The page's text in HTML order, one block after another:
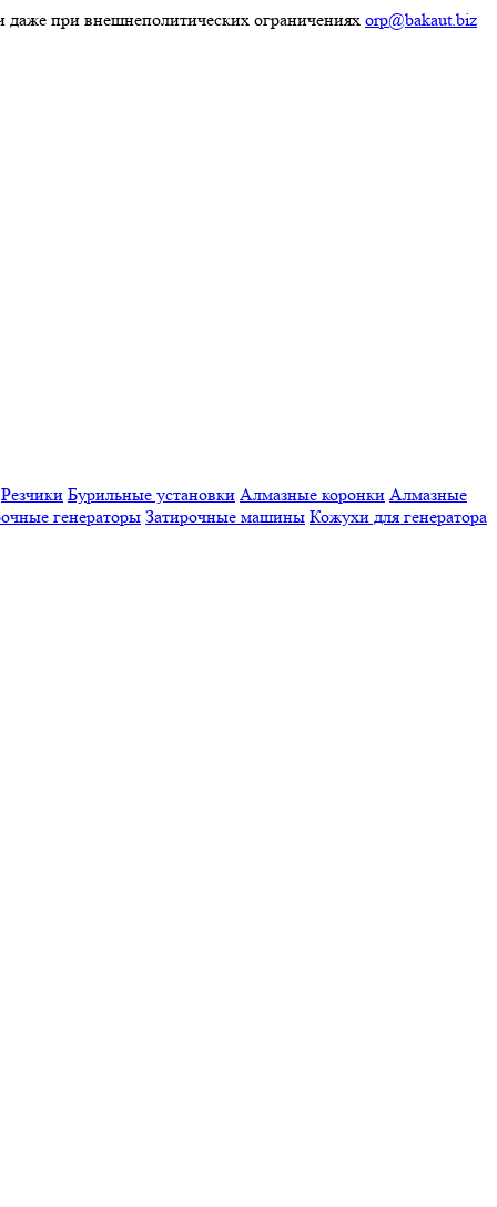
при внешнеполитических ограничениях orp@bakaut.biz
Резчики Бурильные установки Алмазные коронки Алмазные
генераторы Затирочные машины Кожухи для генератора